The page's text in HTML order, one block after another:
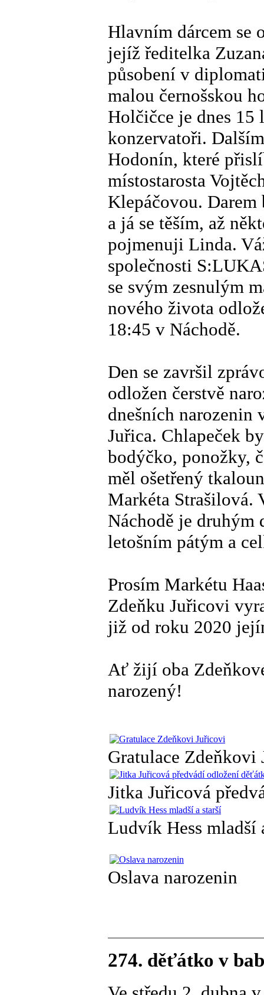
Hlavním dárcem se
jejíž ředitelka
působení v
malou černošskou
Holčičce je dnes 15
konzervatoři.
Hodonín, které
místostarosta
Klepáčovou.
a já se těším, až
pojmenuji Linda.
společnosti
se svým zesnulým
nového života
18:45 v Náchodě.
Den se završil
odložen čerstvě
dnešních narozenin
Juřica. Chlapeček
bodýčko, ponožky,
měl ošetřený
Markéta Strašilová.
Náchodě je druhým
letošním pátým a
Prosím Markétu
Zdeňku Juřicovi
již od roku 2020
Ať žijí oba
narozený!
Gratulace Zdeňkovi
Jitka Juřicová
Ludvík Hess mladší
Oslava narozenin
274. děťátko v